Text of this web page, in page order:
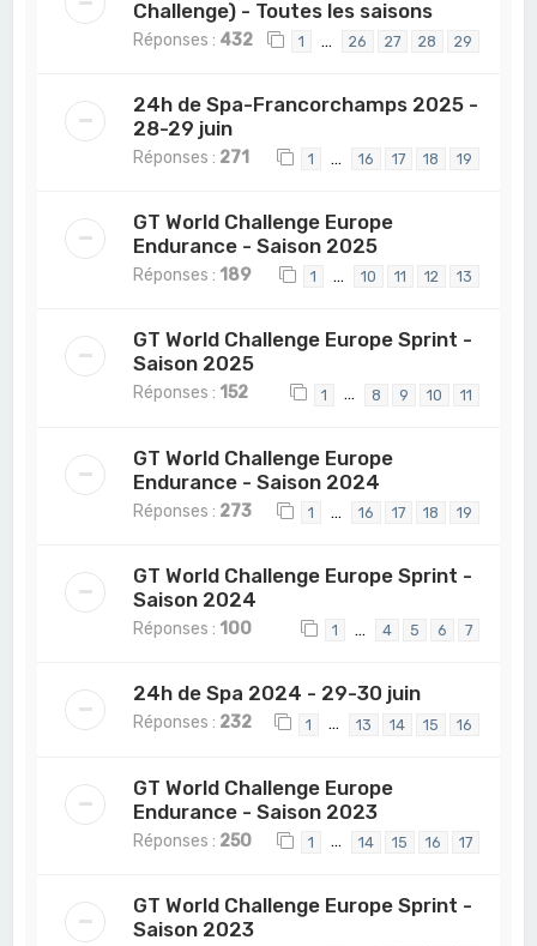
Challenge) - Toutes les saisons
Réponses : 432 1 … 26 27 28 29
24h de Spa-Francorchamps 2025 -
28-29 juin
Réponses : 271 1 … 16 17 18 19
GT World Challenge Europe
Endurance - Saison 2025
Réponses : 189 1 … 10 11 12 13
GT World Challenge Europe Sprint -
Saison 2025
Réponses : 152 1 … 8 9 10 11
GT World Challenge Europe
Endurance - Saison 2024
Réponses : 273 1 … 16 17 18 19
GT World Challenge Europe Sprint -
Saison 2024
Réponses : 100 1 … 4 5 6 7
24h de Spa 2024 - 29-30 juin
Réponses : 232 1 … 13 14 15 16
GT World Challenge Europe
Endurance - Saison 2023
Réponses : 250 1 … 14 15 16 17
GT World Challenge Europe Sprint -
Saison 2023